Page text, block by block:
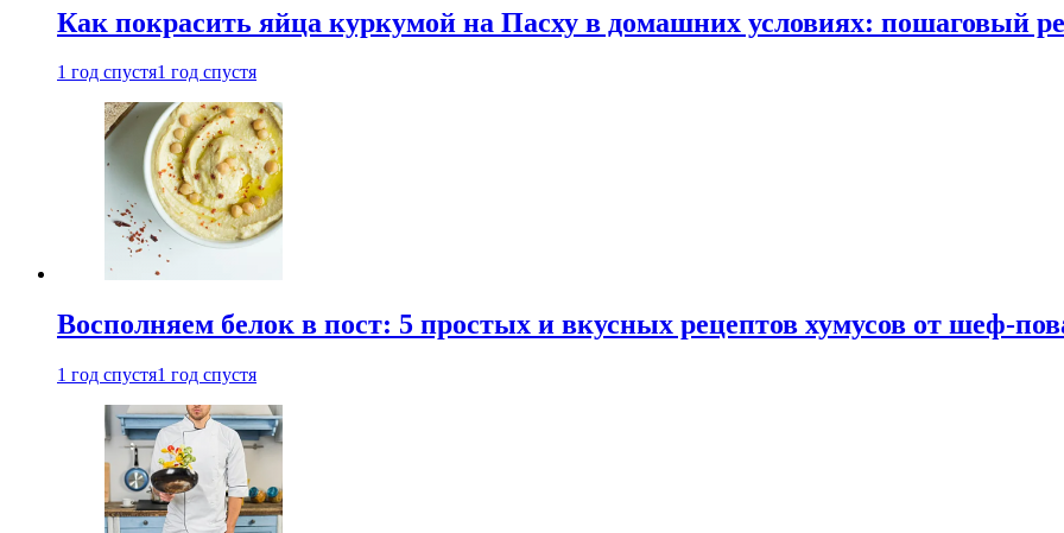
Как покрасить яйца куркумой на Пасху в домашних условиях: пошаговый
1 год спустя1 год спустя
Восполняем белок в пост: 5 простых и вкусных рецептов хумусов от шеф-
1 год спустя1 год спустя